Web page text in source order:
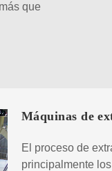
que
Máquinas de
El proceso de
principalmente